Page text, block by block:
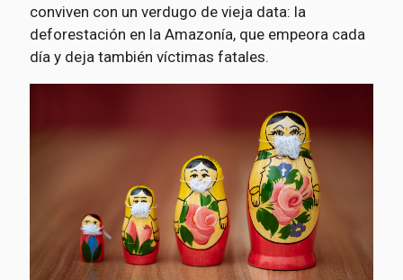
conviven con un verdugo de vieja data: la
deforestación en la Amazonía, que empeora cada
día y deja también víctimas fatales.